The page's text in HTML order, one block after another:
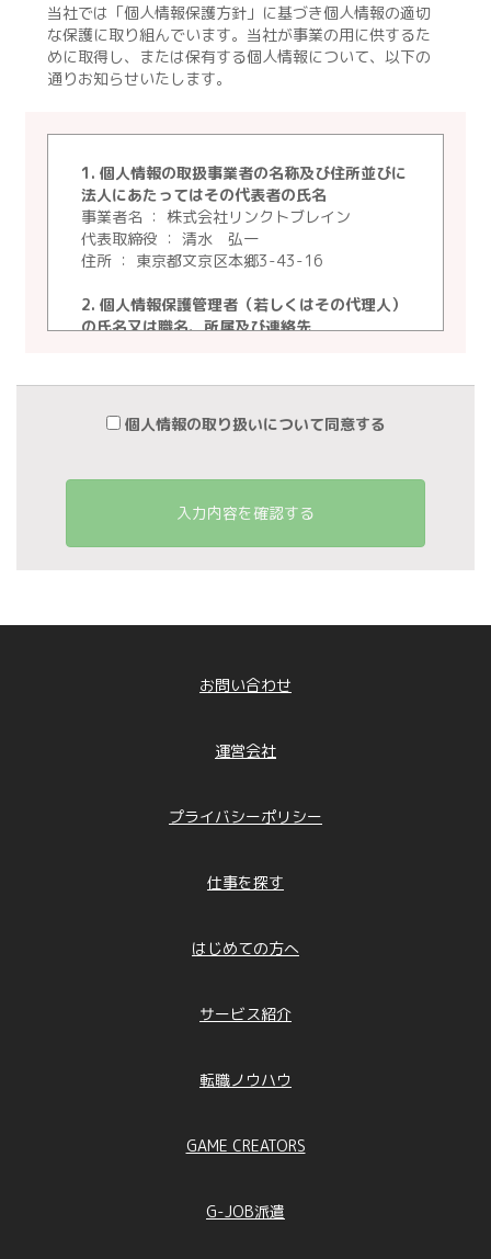
当社では「個人情報保護方針」に基づき個人情報の適切
な保護に取り組んでいます。当社が事業の用に供するた
めに取得し、または保有する個人情報について、以下の
通りお知らせいたします。
1. 個人情報の取扱事業者の名称及び住所並びに
法人にあたってはその代表者の氏名
事業者名 ： 株式会社リンクトブレイン
代表取締役 ： 清水 弘一
住所 ： 東京都文京区本郷3-43-16
2. 個人情報保護管理者（若しくはその代理人）
の氏名又は職名、所属及び連絡先
電話番号 ： 03-3222-9300
3. 個人情報の利用目的
る個人情報の利用目的は、次の通りといたしま
①保有個人データ（直接書面取得の場合の個人
情報）
「採用応募者情報」 ： 採用に係わる業務に
否判断、採用業務に関する連絡など）
「退職者情報」 ： 退職者との連絡、退職者
「人材派遣・職業紹介の求職者情報」 ： 人
材派遣、職業紹介、連絡等のため
報」 ： 会員登録、当社サービス提供、連絡等
情報の掲載、連絡等のため
「お問合せ者情報」 ： お問合せに回答する
「本人および代理人の情報（開示等請求
時）」 ： 開示等の求めに回答するため
取得する場合の個人情報）
「受託した業務により取得した個人情報」 ：
フターケアなどに利用するため
「求人サイトから取得した情報」 ： 求人者に
個人情報の取り扱いについて同意する
入力内容を確認する
お問い合わせ
運営会社
プライバシーポリシー
仕事を探す
はじめての方へ
サービス紹介
転職ノウハウ
GAME CREATORS
G-JOB派遣